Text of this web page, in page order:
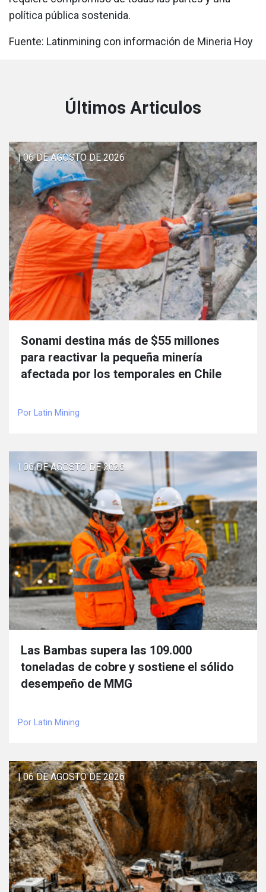
política pública sostenida.
Fuente: Latinmining con información de Mineria Hoy
Últimos Articulos
| 06 DE AGOSTO DE 2026
Sonami destina más de $55 millones
para reactivar la pequeña minería
afectada por los temporales en Chile
Por Latin Mining
| 06 DE AGOSTO DE 2026
Las Bambas supera las 109.000
toneladas de cobre y sostiene el sólido
desempeño de MMG
Por Latin Mining
| 06 DE AGOSTO DE 2026